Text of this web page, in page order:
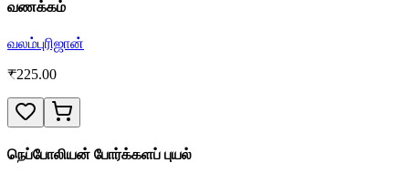
வணக்கம்
வலம்புரிஜான்
₹225.00
நெப்போலியன் போர்க்களப் புயல்